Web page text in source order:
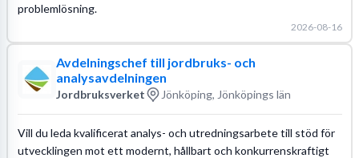
problemlösning.
2026-08-16
Avdelningschef till jordbruks- och
analysavdelningen
Jordbruksverket Jönköping, Jönköpings län
Vill du leda kvalificerat analys- och utredningsarbete till stöd för
utvecklingen mot ett modernt, hållbart och konkurrenskraftigt